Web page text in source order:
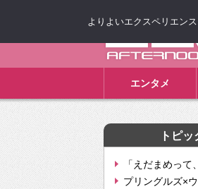
エンタメ
トピッ
「えだまめっ
プリングルズ×
よりよいエクスペリエン